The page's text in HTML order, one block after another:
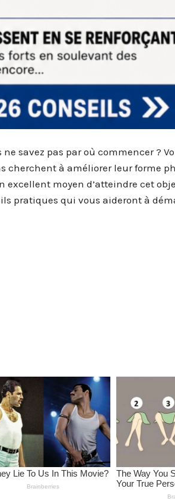
savez pas par où commencer ?
cherchent à améliorer leur forme
moyen d’atteindre cet
pratiques qui vous aideront à